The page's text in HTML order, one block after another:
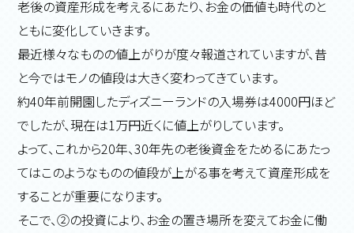
老後の資産形成を考えるにあたり、お金の価値も時代のと
ともに変化していきます。
最近様々なものの値上がりが度々報道されていますが、昔
と今ではモノの値段は大きく変わってきています。
約40年前開園したディズニーランドの入場券は4000円ほど
でしたが、現在は1万円近くに値上がりしています。
よって、これから20年、30年先の老後資金をためるにあたっ
てはこのようなものの値段が上がる事を考えて資産形成を
することが重要になります。
そこで、②の投資により、お金の置き場所を変えてお金に働